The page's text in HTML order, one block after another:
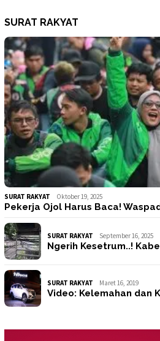
SURAT RAKYAT
SURAT RAKYAT Oktober 19, 2025
Pekerja Ojol Harus Baca!
SURAT RAKYAT September 16, 2025
Ngerih Kesetrum..!
SURAT RAKYAT Maret 16, 2019
Video: Kelemahan dan